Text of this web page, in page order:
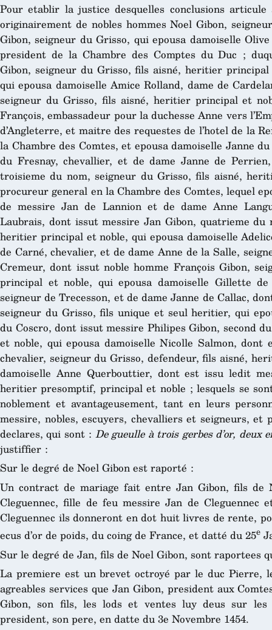
Pour etablir la justice desquelles conclusions
originairement de nobles hommes Noel Gibon,
Gibon, seigneur du Grisso, qui epousa damoiselle
president de la Chambre des Comptes du Duc ;
Gibon, seigneur du Grisso, fils aisné, heritier
qui epousa damoiselle Amice Rolland, dame de
seigneur du Grisso, fils aisné, heritier principal et
François, embassadeur pour la duchesse Anne vers
d’Angleterre, et maitre des requestes de l’hotel de la
la Chambre des Comtes, et epousa damoiselle Janne
du Fresnay, chevallier, et de dame Janne de
troisieme du nom, seigneur du Grisso, fils aisné,
procureur general en la Chambre des Comtes, lequel
de messire Jan de Lannion et de dame Anne
Laubrais, dont issut messire Jan Gibon, quatrieme
heritier principal et noble, qui epousa damoiselle
de Carné, chevalier, et de dame Anne de la Salle,
Cremeur, dont issut noble homme François Gibon,
principal et noble, qui epousa damoiselle Gillette
seigneur de Trecesson, et de dame Janne de Callac,
seigneur du Grisso, fils unique et seul heritier, qui
du Coscro, dont issut messire Philipes Gibon, second
et noble, qui epousa damoiselle Nicolle Salmon,
chevalier, seigneur du Grisso, defendeur, fils aisné,
damoiselle Anne Querbouttier, dont est issu ledit
heritier presomptif, principal et noble ; lesquels se
noblement et avantageusement, tant en leurs
messire, nobles, escuyers, chevalliers et seigneurs, et
declares, qui sont : De gueulle à trois gerbes d’or, deux
justiffier :
Sur le degré de Noel Gibon est raporté :
Un contract de mariage fait entre Jan Gibon, fils de
Cleguennec, fille de feu messire Jan de Cleguennec
Cleguennec ils donneront en dot huit livres de rente,
ecus d’or de poids, du coing de France, et datté du 25e
Sur le degré de Jan, fils de Noel Gibon, sont raportees
La premiere est un brevet octroyé par le duc Pierre,
agreables services que Jan Gibon, president aux
Gibon, son fils, les lods et ventes luy deus sur
president, son pere, en datte du 3e Novembre 1454.